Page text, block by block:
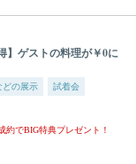
】ゲストの料理が￥0に
どの展示 試着会
約でBIG特典プレゼント！